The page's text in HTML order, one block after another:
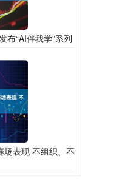
布“AI伴我学”系列
场表现 不组织、不